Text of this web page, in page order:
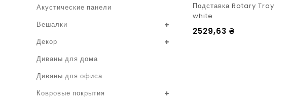
Подставка Rotary Tray
white
2529,63 ₴
Акустические панели
Вешалки
Декор
Диваны для дома
Диваны для офиса
Ковровые покрытия